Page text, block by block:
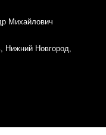
Михайлович
Нижний Новгород,